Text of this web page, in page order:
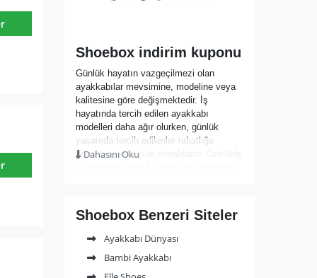
Shoebox indirim kuponu
Günlük hayatın vazgeçilmezi olan
ayakkabılar mevsimine, modeline veya
kalitesine göre değişmektedir. İş
hayatında tercih edilen ayakkabı
modelleri daha ağır olurken, günlük
yaşamda tercih edilenler rahatlığa
yönelik ayakkabılar olmaktadır. Özellikle
araya toplayan Shoebox, genelde
tercihini rahatlıktan yana kullananların
favorisi olacaktır.
yanı sıra çanta gibi aksesuarların da
bulunabileceği Shoebox ile rahat
Dahasını Oku
Shoebox Benzeri Siteler
Ayakkabı Dünyası
Bambi Ayakkabı